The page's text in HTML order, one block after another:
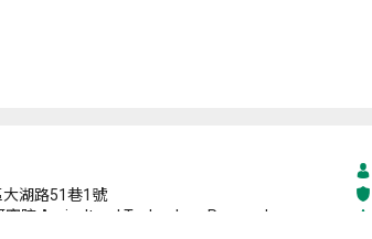
湖路51巷1號
院 Agricultural Technology Research